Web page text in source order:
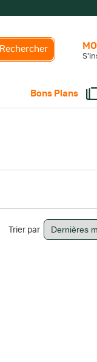
Rechercher
Bons Plans
Trier par